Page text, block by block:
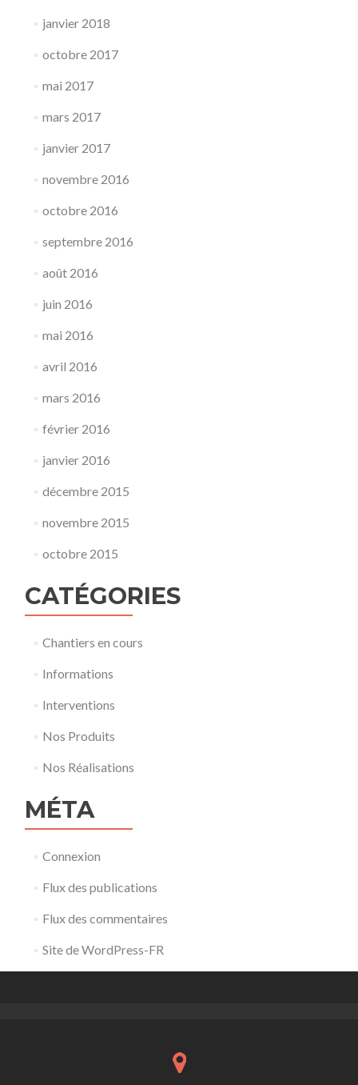
janvier 2018
octobre 2017
mai 2017
mars 2017
janvier 2017
novembre 2016
octobre 2016
septembre 2016
août 2016
juin 2016
mai 2016
avril 2016
mars 2016
février 2016
janvier 2016
décembre 2015
novembre 2015
octobre 2015
CATÉGORIES
Chantiers en cours
Informations
Interventions
Nos Produits
Nos Réalisations
MÉTA
Connexion
Flux des publications
Flux des commentaires
Site de WordPress-FR